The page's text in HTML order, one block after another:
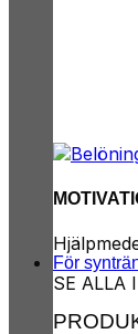
SE ALLA
För